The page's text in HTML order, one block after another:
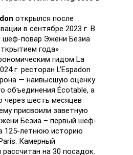
открылся после
в сентябре 2023 г. В
шеф-повар Эжени Безиа
года»
гидом La
г. ресторан L’Espadon
— наивысшую оценку
объединения Écotable, а
через шесть месяцев
присвоили заветную
Безиа – первый шеф-
125-летнюю историю
Камерный
на 30 посадок.